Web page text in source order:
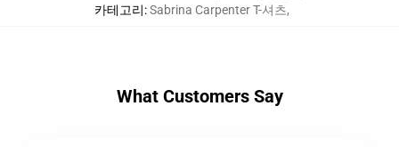
카테고리:Sabrina Carpenter T-셔츠,
What Customers Say